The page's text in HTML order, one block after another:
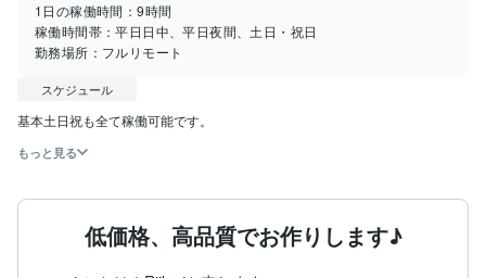
1日の稼働時間：9時間
稼働時間帯：平日日中、平日夜間、土日・祝日
勤務場所： フルリモート
スケジュール
もっと見る
低価格、高品質でお作りします♪